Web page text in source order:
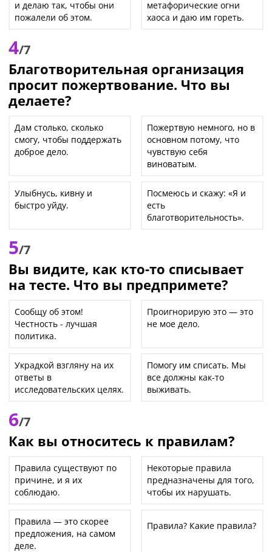
и делаю так, чтобы они
пожалели об этом.
метафорические огни
хаоса и даю им гореть.
4/7
Благотворительная организация
просит пожертвование. Что вы
делаете?
Дам столько, сколько
смогу, чтобы поддержать
доброе дело.
Пожертвую немного, но в
основном потому, что
чувствую себя
виноватым.
Улыбнусь, кивну и
быстро уйду.
Посмеюсь и скажу: «Я и
есть
благотворительность».
5/7
Вы видите, как кто-то списывает
на тесте. Что вы предпримете?
Сообщу об этом!
Честность - лучшая
политика.
Проигнорирую это — это
не мое дело.
Украдкой взгляну на их
ответы в
исследовательских целях.
Помогу им списать. Мы
все должны как-то
выживать.
6/7
Как вы относитесь к правилам?
Правила существуют по
причине, и я их
соблюдаю.
Некоторые правила
предназначены для того,
чтобы их нарушать.
Правила — это скорее
предложения, на самом
деле.
Правила? Какие правила?